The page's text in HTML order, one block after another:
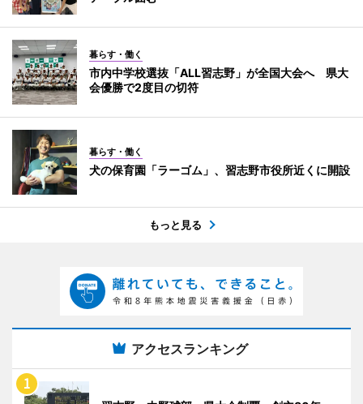
暮らす・働く
市内中学校選抜「ALL習志野」が全国大会へ 県大
会優勝で2度目の切符
暮らす・働く
犬の保育園「ラーゴム」、習志野市役所近くに開設
もっと見る
アクセスランキング